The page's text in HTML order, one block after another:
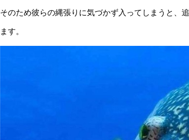
そのため彼らの縄張りに気づかず入ってしまうと、
ます。